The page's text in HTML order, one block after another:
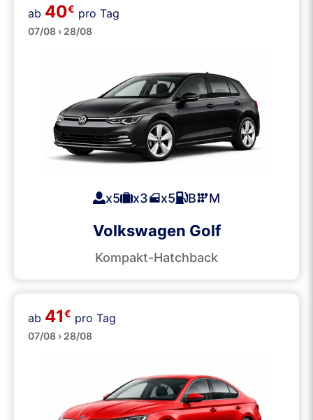
Mittelklasse
ab 40€ pro Tag
07/08 › 28/08
x5 x3 x5 B M
Volkswagen Golf
Kompakt-Hatchback
Große
ab 41€ pro Tag
07/08 › 28/08